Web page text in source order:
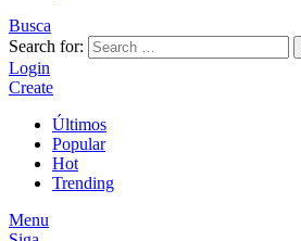
Busca
Search for:
Login
Create
Últimos
Popular
Hot
Trending
Menu